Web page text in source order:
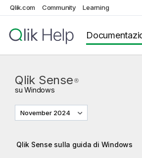
Qlik.com Community Learning
Qlik Sense ®
suWindows
November 2024
Qlik Sense sulla guida di Windows